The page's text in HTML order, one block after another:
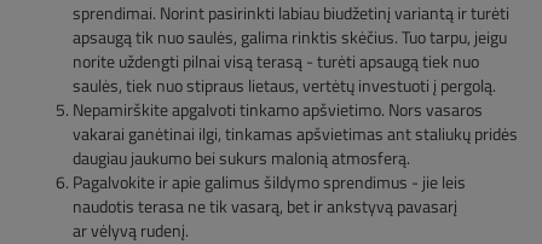
sprendimai. Norint pasirinkti labiau biudžetinį variantą ir turėti
apsaugą tik nuo saulės, galima rinktis skėčius. Tuo tarpu, jeigu
norite uždengti pilnai visą terasą - turėti apsaugą tiek nuo
saulės, tiek nuo stipraus lietaus, vertėtų investuoti į pergolą.
Nepamirškite apgalvoti tinkamo apšvietimo. Nors vasaros
vakarai ganėtinai ilgi, tinkamas apšvietimas ant staliukų pridės
daugiau jaukumo bei sukurs malonią atmosferą.
Pagalvokite ir apie galimus šildymo sprendimus - jie leis
naudotis terasa ne tik vasarą, bet ir ankstyvą pavasarį
ar vėlyvą rudenį.